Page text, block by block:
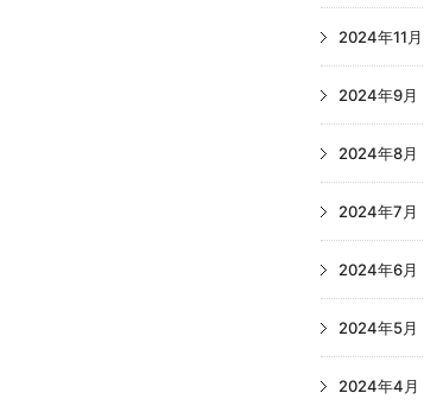
2024年11月
2024年9月
2024年8月
2024年7月
2024年6月
2024年5月
2024年4月